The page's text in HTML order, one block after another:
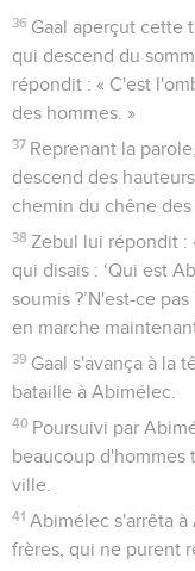
36 Gaal aperçut cette
qui descend du
répondit : « C'est
des hommes. »
37 Reprenant la
descend des
chemin du chêne des
38 Zebul lui répondit :
qui disais : ‘Qui est
soumis ?’N'est-ce
en marche
39 Gaal s'avança à la
bataille à Abimélec.
40 Poursuivi par
beaucoup d'hommes
ville.
41 Abimélec s'arrêta à
frères, qui ne purent